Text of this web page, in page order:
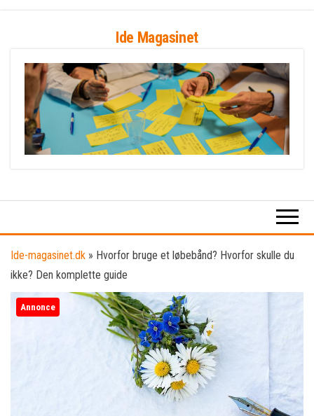
content
Ide Magasinet
Ide-magasinet.dk » Hvorfor bruge et løbebånd? Hvorfor skulle du
ikke? Den komplette guide
Annonce